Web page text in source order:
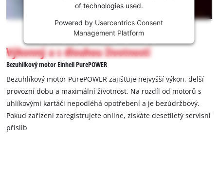
not
load
due
trackers
that
are
not
disclosed
to
of technologies used.
Powered by Usercentrics Consent
Management Platform
Výkonný a s dlouhou životností
Bezuhlíkový motor Einhell PurePOWER
Bezuhlíkový motor PurePOWER zajišťuje nejvyšší výkon, delší
provozní dobu a maximální životnost. Na rozdíl od motorů s
uhlíkovými kartáči nepodléhá opotřebení a je bezúdržbový.
Pokud zařízení zaregistrujete online, získáte desetiletý servisní
příslib